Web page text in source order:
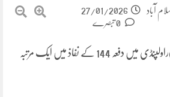
آباد
27/01/2026
راولپنڈی(اویس الحق سے)راولپنڈی میں دفعہ 144 کے نفاذ میں ایک مرتبہ